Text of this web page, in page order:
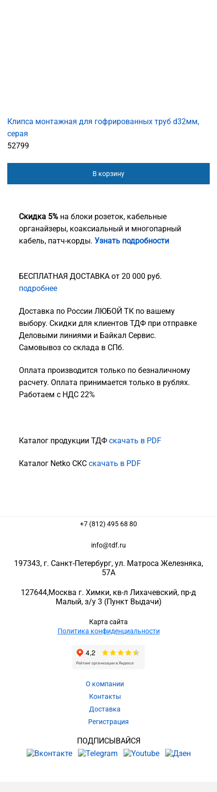
Клипса монтажная для гофрированных труб d32мм,
серая
52799
В корзину
Скидка 5% на блоки розеток, кабельные
органайзеры, коаксиальный и многопарный
кабель, патч-корды. Узнать подробности
БЕСПЛАТНАЯ ДОСТАВКА от 20 000 руб.
подробнее
Доставка по России ЛЮБОЙ ТК по вашему
выбору. Скидки для клиентов ТДФ при отправке
Деловыми линиями и Байкал Сервис.
Самовывоз со склада в СПб.
Оплата производится только по безналичному
расчету. Оплата принимается только в рублях.
Работаем с НДС 22%
Каталог продукции ТДФ скачать в PDF
Каталог Netko СКС скачать в PDF
+7 (812) 495 68 80
info@tdf.ru
197343, г. Санкт-Петербург, ул. Матроса Железняка,
57A
127644,Москва г. Химки, кв-л Лихачевский, пр-д
Малый, з/у 3 (Пункт Выдачи)
Карта сайта
Политика конфиденциальности
О компании
Контакты
Доставка
Регистрация
ПОДПИСЫВАЙСЯ